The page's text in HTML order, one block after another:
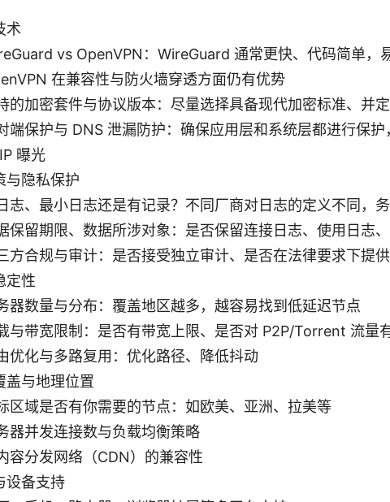
术
vs OpenVPN：WireGuard 通常更快、代码简单，
在兼容性与防火墙穿透方面仍有优势
的加密套件与协议版本：尽量选择具备现代加密标准、并
端保护与 DNS 泄漏防护：确保应用层和系统层都进行保护
曝光
与隐私保护
志、最小日志还是有记录？不同厂商对日志的定义不同，
保留期限、数据所涉对象：是否保留连接日志、使用日志
方合规与审计：是否接受独立审计、是否在法律要求下提
定性
器数量与分布：覆盖地区越多，越容易找到低延迟节点
与带宽限制：是否有带宽上限、是否对 P2P/Torrent 流量
优化与多路复用：优化路径、降低抖动
盖与地理位置
区域是否有你需要的节点：如欧美、亚洲、拉美等
器并发连接数与负载均衡策略
容分发网络（CDN）的兼容性
设备支持